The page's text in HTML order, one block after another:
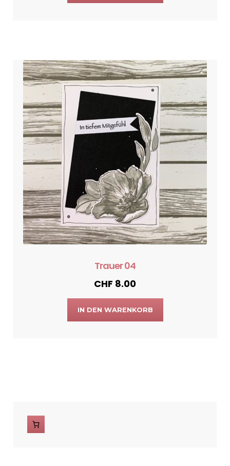
Trauer 04
CHF 8.00
IN DEN WARENKORB